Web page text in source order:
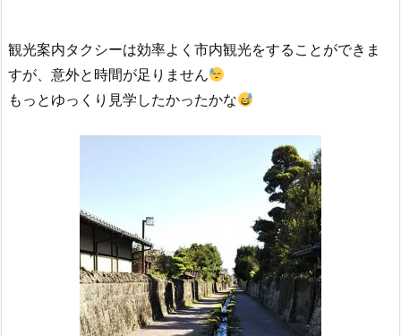
観光案内タクシーは効率よく市内観光をすることができま
すが、意外と時間が足りません
もっとゆっくり見学したかったかな